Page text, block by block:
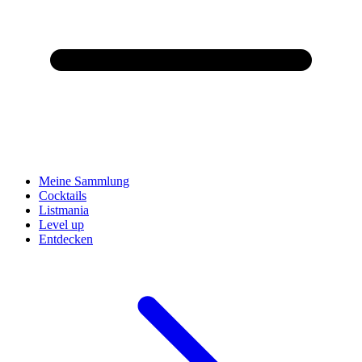
Meine Sammlung
Cocktails
Listmania
Level up
Entdecken